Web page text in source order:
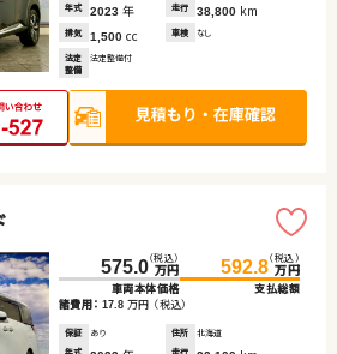
年式
2023 年 走行 38,800 km
排気 1,500 cc 車検 なし
法定
整備
法定整備付
575.0（税込）
万円
車両本体価格
592.8（税込）
万円
支払総額
諸費用： 17.8 万円 （税込）
保証 あり 住所
北海道
年式
走行